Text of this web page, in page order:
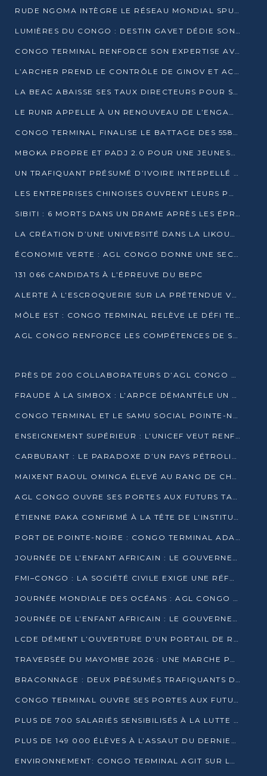
RUDE NGOMA INTÈGRE LE RÉSEAU MONDIAL SPUTNIK PRO APRÈS UNE FORMATION À MOSCOU
LUMIÈRES DU CONGO : DESTIN GAVET DÉDIE SON PRIX À L’UNITÉ NATIONALE ET À LA JEUNESSE
CONGO TERMINAL RENFORCE SON EXPERTISE AVEC NEUF NOUVEAUX FORMATEURS EN ENGINS PORTUAIRES
L’ARCHER PREND LE CONTRÔLE DE GINOV ET ACCÉLÈRE SON VIRAGE NUMÉRIQUE
LA BEAC ABAISSE SES TAUX DIRECTEURS POUR SOUTENIR LA CROISSANCE EN ZONE CEMAC
LE RUNR APPELLE À UN RENOUVEAU DE L’ENGAGEMENT MILITANT
CONGO TERMINAL FINALISE LE BATTAGE DES 558 PIEUX DU FUTUR QUAI DU MÔLE EST
MBOKA PROPRE ET PADJ 2.0 POUR UNE JEUNESSE PLUS AUTONOME
UN TRAFIQUANT PRÉSUMÉ D’IVOIRE INTERPELLÉ À DOLISIE
LES ENTREPRISES CHINOISES OUVRENT LEURS PORTES AUX JEUNES DIPLÔMÉS
SIBITI : 6 MORTS DANS UN DRAME APRÈS LES ÉPREUVES DU BEPC
LA CRÉATION D’UNE UNIVERSITÉ DANS LA LIKOUALA AU CŒUR D’UNE RÉFLEXION NATIONALE
ÉCONOMIE VERTE : AGL CONGO DONNE UNE SECONDE VIE À SES DÉCHETS INDUSTRIELS
131 066 CANDIDATS À L’ÉPREUVE DU BEPC
ALERTE À L’ESCROQUERIE SUR LA PRÉTENDUE VENTE DE PARCELLES AFAT
MÔLE EST : CONGO TERMINAL RELÈVE LE DÉFI TECHNIQUE DES SABLES BITUMINEUX
AGL CONGO RENFORCE LES COMPÉTENCES DE SES ÉQUIPES AVEC LA CERTIFICATION CACES® R483
PRÈS DE 200 COLLABORATEURS D’AGL CONGO EN FORMATION JUSQU’EN JUILLET
FRAUDE À LA SIMBOX : L’ARPCE DÉMANTÈLE UN RÉSEAU UTILISANT DES CARTES SIM OUGANDAISES
CONGO TERMINAL ET LE SAMU SOCIAL POINTE-NOIRE RENOUVELLENT LEUR PARTENARIAT EN FAVEUR DES JEUNES VULNÉRABLES
ENSEIGNEMENT SUPÉRIEUR : L’UNICEF VEUT RENFORCER LA RECHERCHE SUR LES QUESTIONS DE L’ENFANCE
CARBURANT : LE PARADOXE D’UN PAYS PÉTROLIER CONFRONTÉ À DES PÉNURIES RÉCURRENTES
MAIXENT RAOUL OMINGA ÉLEVÉ AU RANG DE CHEVALIER DE L’ORDRE DE L’AMITIÉ ENTRE LA RUSSIE ET LE CONGO
AGL CONGO OUVRE SES PORTES AUX FUTURS TALENTS DE LA LOGISTIQUE
ÉTIENNE PAKA CONFIRMÉ À LA TÊTE DE L’INSTITUT GÉOGRAPHIQUE NATIONAL
PORT DE POINTE-NOIRE : CONGO TERMINAL ADAPTE SON DRAGAGE AUX SABLES BITUMINEUX
JOURNÉE DE L’ENFANT AFRICAIN : LE GOUVERNEMENT RÉAFFIRME SON ENGAGEMENT POUR L’ACCÈS À L’EAU ET À L’ASSAINISSEMENT
FMI–CONGO : LA SOCIÉTÉ CIVILE EXIGE UNE RÉFORME DE LA FISCALITÉ PÉTROLIÈRE
JOURNÉE MONDIALE DES OCÉANS : AGL CONGO MOBILISE SES COLLABORATEURS POUR LA PRÉSERVATION DE LA BIODIVERSITÉ MARINE
JOURNÉE DE L’ENFANT AFRICAIN : LE GOUVERNEMENT MOBILISÉ POUR L’HYGIÈNE DANS LES ORPHELINATS
LCDE DÉMENT L’OUVERTURE D’UN PORTAIL DE RECRUTEMENT ET APPELLE À LA VIGILANCE
TRAVERSÉE DU MAYOMBE 2026 : UNE MARCHE POUR SENSIBILISER ET DÉPISTER AU DIABÈTE
BRACONNAGE : DEUX PRÉSUMÉS TRAFIQUANTS D’HIPPOPOTAME ÉCROUÉS À BRAZZAVILLE
CONGO TERMINAL OUVRE SES PORTES AUX FUTURS INGÉNIEURS DE L’UCAC-ICAM
PLUS DE 700 SALARIÉS SENSIBILISÉS À LA LUTTE CONTRE LA TUBERCULOSE À CONGO TERMINAL
PLUS DE 149 000 ÉLÈVES À L’ASSAUT DU DERNIER CEPE
ENVIRONNEMENT: CONGO TERMINAL AGIT SUR LE TERRAIN ET FORME LES PLUS JEUNES